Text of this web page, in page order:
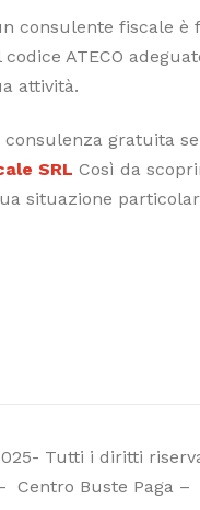
consulente fiscale è
ATECO
attività.
consulenza gratuita
SRL Così da
situazione
Tutti i diritti
Centro Buste Paga–